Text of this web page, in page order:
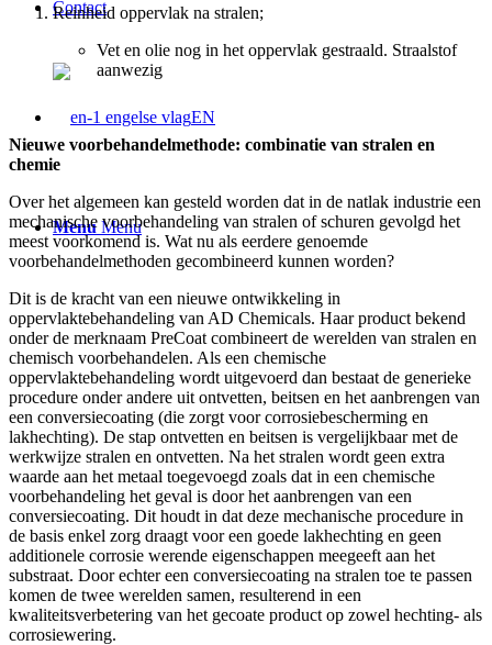
Contact
EN
Menu Menu
Reinheid oppervlak na stralen;
Vet en olie nog in het oppervlak gestraald. Straalstof
aanwezig
Nieuwe voorbehandelmethode: combinatie van stralen en
chemie
Over het algemeen kan gesteld worden dat in de natlak industrie een
mechanische voorbehandeling van stralen of schuren gevolgd het
meest voorkomend is. Wat nu als eerdere genoemde
voorbehandelmethoden gecombineerd kunnen worden?
Dit is de kracht van een nieuwe ontwikkeling in
oppervlaktebehandeling van AD Chemicals. Haar product bekend
onder de merknaam PreCoat combineert de werelden van stralen en
chemisch voorbehandelen. Als een chemische
oppervlaktebehandeling wordt uitgevoerd dan bestaat de generieke
procedure onder andere uit ontvetten, beitsen en het aanbrengen van
een conversiecoating (die zorgt voor corrosiebescherming en
lakhechting). De stap ontvetten en beitsen is vergelijkbaar met de
werkwijze stralen en ontvetten. Na het stralen wordt geen extra
waarde aan het metaal toegevoegd zoals dat in een chemische
voorbehandeling het geval is door het aanbrengen van een
conversiecoating. Dit houdt in dat deze mechanische procedure in
de basis enkel zorg draagt voor een goede lakhechting en geen
additionele corrosie werende eigenschappen meegeeft aan het
substraat. Door echter een conversiecoating na stralen toe te passen
komen de twee werelden samen, resulterend in een
kwaliteitsverbetering van het gecoate product op zowel hechting- als
corrosiewering.